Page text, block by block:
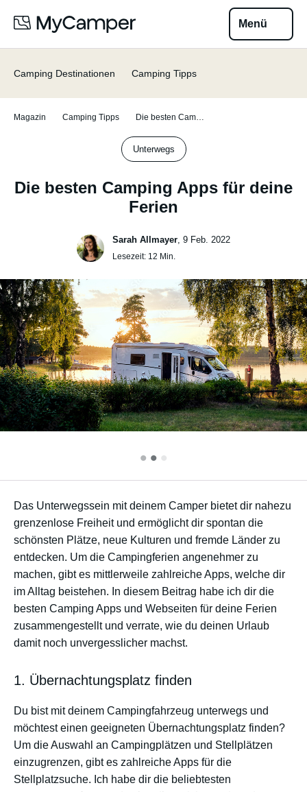
Menü
Camping Destinationen Camping Tipps
Magazin Camping Tipps Die besten Camping Apps für deine Ferien
Unterwegs
Die besten Camping Apps für deine
Ferien
Sarah Allmayer, 9 Feb. 2022
Lesezeit: 12 Min.
• • •
Das Unterwegssein mit deinem Camper bietet dir nahezu
grenzenlose Freiheit und ermöglicht dir spontan die
schönsten Plätze, neue Kulturen und fremde Länder zu
entdecken. Um die Campingferien angenehmer zu
machen, gibt es mittlerweile zahlreiche Apps, welche dir
im Alltag beistehen. In diesem Beitrag habe ich dir die
besten Camping Apps und Webseiten für deine Ferien
zusammengestellt und verrate, wie du deinen Urlaub
damit noch unvergesslicher machst.
1. Übernachtungsplatz finden
Du bist mit deinem Campingfahrzeug unterwegs und
möchtest einen geeigneten Übernachtungsplatz finden?
Um die Auswahl an Campingplätzen und Stellplätzen
einzugrenzen, gibt es zahlreiche Apps für die
Stellplatzsuche. Ich habe dir die beliebtesten